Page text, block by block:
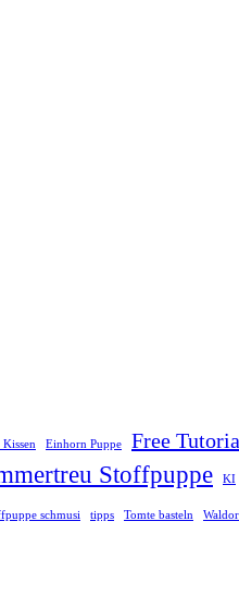
Einhorn Puppe Free
Stoffpuppe KI
schmusi tipps Tomte basteln